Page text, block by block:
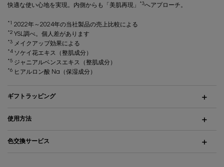
快適な使い心地を実現。内側からも「美肌再現」
*3へアプローチ。
*1 2022年～2024年の当社製品の売上比較による
*2 YSL調べ。個人差があります
*3 メイクアップ効果による
*4ソケイ花エキス（整肌成分）
*5 ジャニアルベンスエキス（整肌成分）
*6 ヒアルロン酸 Na（保湿成分）
ギフトラッピング
使用方法
色交換サービス